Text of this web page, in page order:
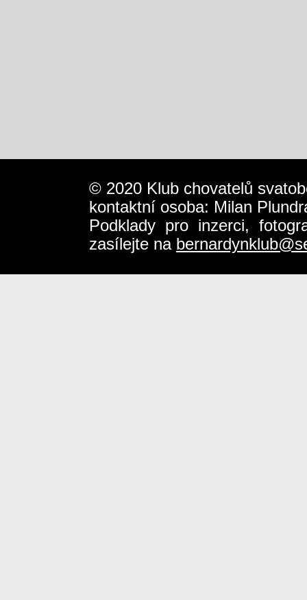
© 2020 Klub chovatelů
kontaktní osoba: Milan
Podklady pro inzerci,
zasílejte na